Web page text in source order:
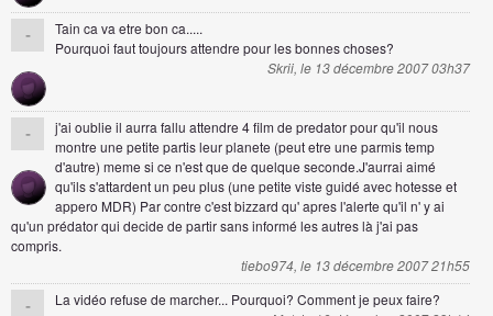
-
Tain ca va etre bon ca.....
Pourquoi faut toujours attendre pour les bonnes choses?
Skrii, le 13 décembre 2007 03h37
-
j'ai oublie il aurra fallu attendre 4 film de predator pour qu'il nous
montre une petite partis leur planete (peut etre une parmis temp
d'autre) meme si ce n'est que de quelque seconde.J'aurrai aimé
qu'ils s'attardent un peu plus (une petite viste guidé avec hotesse et
appero MDR) Par contre c'est bizzard qu' apres l'alerte qu'il n' y ai
qu'un prédator qui decide de partir sans informé les autres là j'ai pas
compris.
tiebo974, le 13 décembre 2007 21h55
-
La vidéo refuse de marcher... Pourquoi? Comment je peux faire?